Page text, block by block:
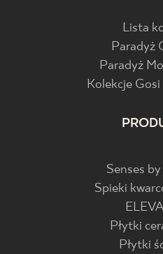
Lista
Paradyż
Paradyż
Kolekcje
Senses
Spieki
Płytki
Płytki